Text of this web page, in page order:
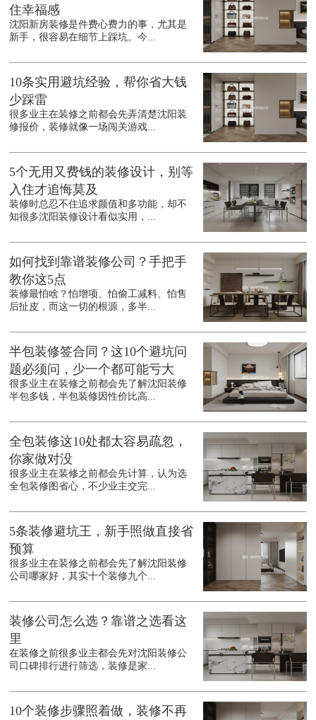
住幸福感
沈阳新房装修是件费心费力的事，尤其是
新手，很容易在细节上踩坑。今...
10条实用避坑经验，帮你省大钱
少踩雷
很多业主在装修之前都会先弄清楚沈阳装
修报价，装修就像一场闯关游戏...
5个无用又费钱的装修设计，别等
入住才追悔莫及
装修时总忍不住追求颜值和多功能，却不
知很多沈阳装修设计看似实用，...
如何找到靠谱装修公司？手把手
教你这5点
装修最怕啥？怕增项、怕偷工减料、怕售
后扯皮，而这一切的根源，多半...
半包装修签合同？这10个避坑问
题必须问，少一个都可能亏大
很多业主在装修之前都会先了解沈阳装修
半包多钱，半包装修因性价比高...
全包装修这10处都太容易疏忽，
你家做对没
很多业主在装修之前都会先计算，认为选
全包装修图省心，不少业主交完...
5条装修避坑王，新手照做直接省
预算
很多业主在装修之前都会先了解沈阳装修
公司哪家好，其实十个装修九个...
装修公司怎么选？靠谱之选看这
里
在装修之前很多业主都会先对沈阳装修公
司口碑排行进行筛选，装修是家...
10个装修步骤照着做，装修不再